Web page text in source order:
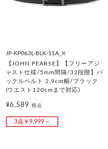
JP-KP063L-BLK-11A_X
【JOHN PEARSE】【フリーアジ
ャスト仕様/5mm間隔/32段階】バ
ックルベルト 2.9cm幅/ブラック
(ウエスト120cmまで対応)
¥6,589税込
3点￥9,999～